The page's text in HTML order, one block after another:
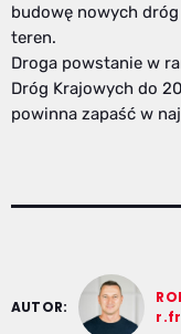
budowę nowych
teren.
Droga powstanie w
Dróg Krajowych do
powinna zapaść w
AUTOR: